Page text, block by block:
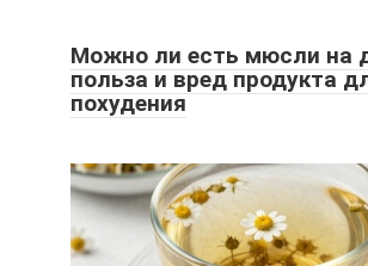
Можно ли есть мюсли на
польза и вред продукта
похудения